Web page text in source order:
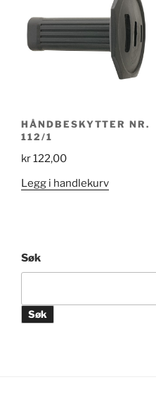
Alternativene
kan
velges
produktsiden
HÅNDBESKYTTER NR.
112/1
kr122,00
Legg i handlekurv
Søk
Søk